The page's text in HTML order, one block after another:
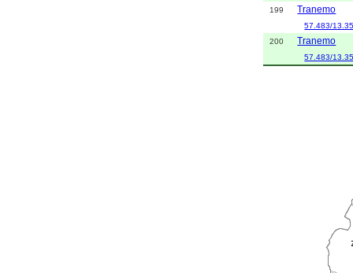
199
Tranemo
57.483/
200
Tranemo
57.483/